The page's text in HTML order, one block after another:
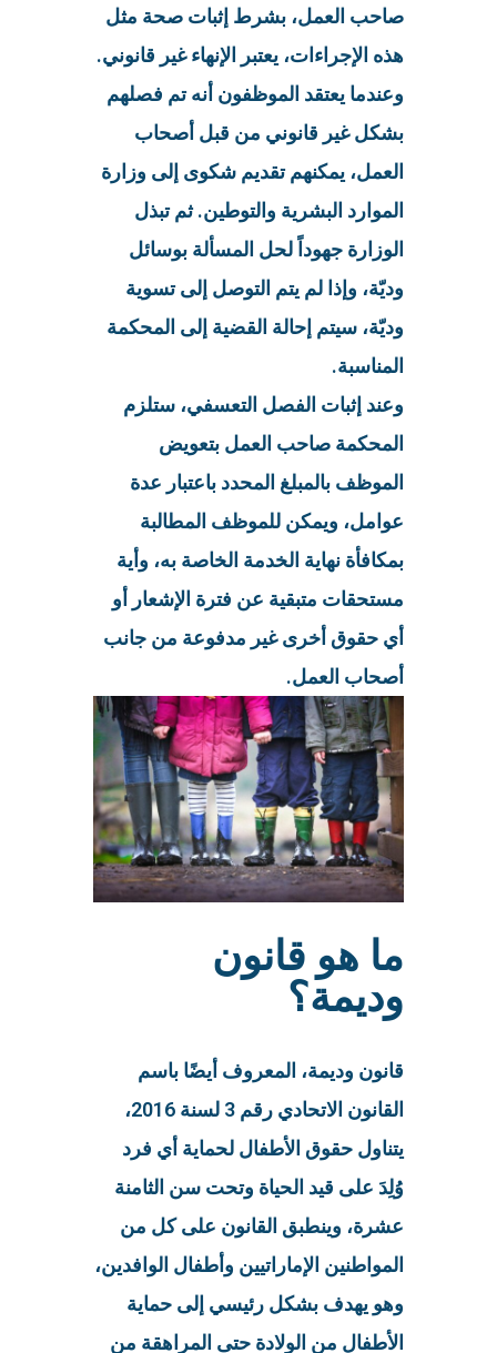
صاحب العمل، بشرط إثبات صحة مثل
هذه الإجراءات، يعتبر الإنهاء غير قانوني.
وعندما يعتقد الموظفون أنه تم فصلهم
بشكل غير قانوني من قبل أصحاب
العمل، يمكنهم تقديم شكوى إلى وزارة
الموارد البشرية والتوطين. ثم تبذل
الوزارة جهوداً لحل المسألة بوسائل
وديّة، وإذا لم يتم التوصل إلى تسوية
وديّة، سيتم إحالة القضية إلى المحكمة
المناسبة.
وعند إثبات الفصل التعسفي، ستلزم
المحكمة صاحب العمل بتعويض
الموظف بالمبلغ المحدد باعتبار عدة
عوامل، ويمكن للموظف المطالبة
بمكافأة نهاية الخدمة الخاصة به، وأية
مستحقات متبقية عن فترة الإشعار أو
أي حقوق أخرى غير مدفوعة من جانب
أصحاب العمل.
ما هو قانون
وديمة؟
قانون وديمة، المعروف أيضًا باسم
القانون الاتحادي رقم 3 لسنة 2016،
يتناول حقوق الأطفال لحماية أي فرد
وُلِدَ على قيد الحياة وتحت سن الثامنة
عشرة، وينطبق القانون على كل من
المواطنين الإماراتيين وأطفال الوافدين،
وهو يهدف بشكل رئيسي إلى حماية
الأطفال من الولادة حتى المراهقة من